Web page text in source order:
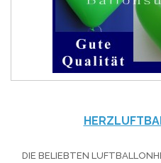
DIE BELIEBTEN